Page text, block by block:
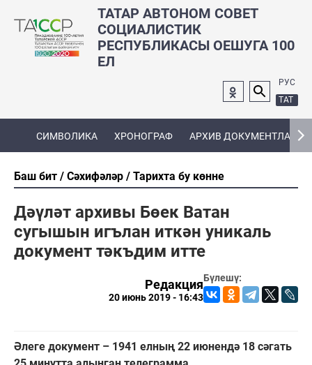
ТАТАР АВТОНОМ СОВЕТ
СОЦИАЛИСТИК
РЕСПУБЛИКАСЫ ОЕШУГА 100
ЕЛ
РУС
ТАТ
СИМВОЛИКА ХРОНОГРАФ АРХИВ ДОКУМЕНТЛАРЫ
Баш бит Сәхифәләр Тарихта бу көнне
Дәүләт архивы Бөек Ватан
сугышын игълан иткән уникаль
документ тәкъдим итте
Бүлешү:
Редакция
20 июнь 2019 - 16:43
Әлеге документ – 1941 елның 22 июнендә 18 сәгать